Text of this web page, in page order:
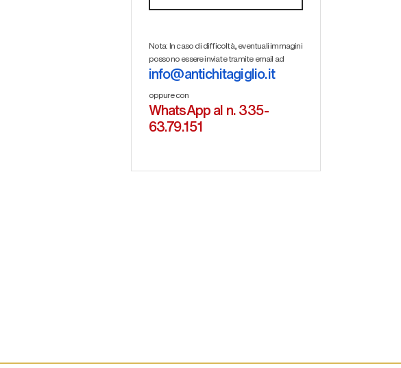
Nota: In caso di difficoltà, eventuali immagini
possono essere inviate tramite email ad
info@antichitagiglio.it
oppure con
WhatsApp al n. 335-
63.79.151